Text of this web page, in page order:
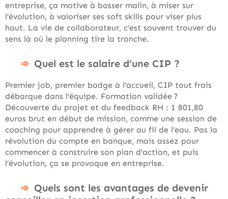
entreprise, ça motive à bosser malin, à miser sur
l’évolution, à valoriser ses soft skills pour viser plus
haut. La vie de collaborateur, c’est souvent trouver du
sens là où le planning tire la tronche.
Quel est le salaire d’une CIP ?
Premier job, premier badge à l’accueil, CIP tout frais
débarque dans l’équipe. Formation validée ?
Découverte du projet et du feedback RH : 1 801,80
euros brut en début de mission, comme une session de
coaching pour apprendre à gérer au fil de l’eau. Pas la
révolution du compte en banque, mais assez pour
commencer à construire son plan d’action, et puis
l’évolution, ça se provoque en entreprise.
Quels sont les avantages de devenir